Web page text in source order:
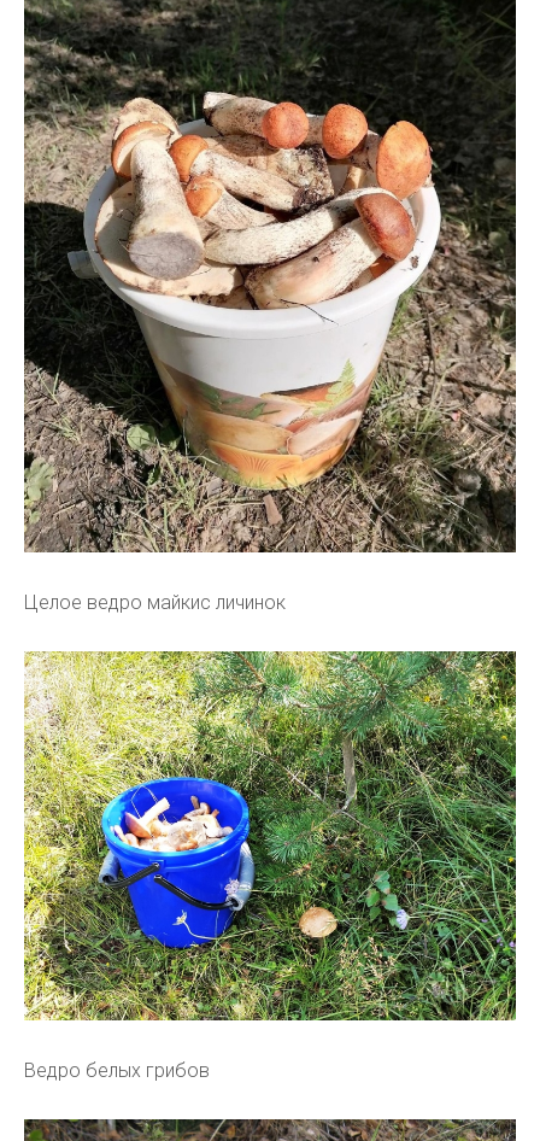
Целое ведро майкис личинок
Ведро белых грибов